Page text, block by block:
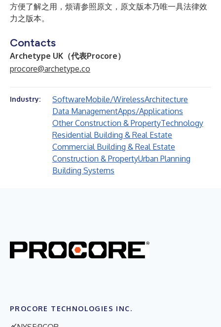
方便了解之用，烦请参照原文，原文版本乃唯一具法律效
力之版本。
Contacts
Archetype UK（代表Procore）
procore@archetype.co
Industry: SoftwareMobile/WirelessArchitecture
Data ManagementApps/Applications
Other Construction & PropertyTechnology
Residential Building & Real Estate
Commercial Building & Real Estate
Construction & PropertyUrban Planning
Building Systems
PROCORE TECHNOLOGIES INC.